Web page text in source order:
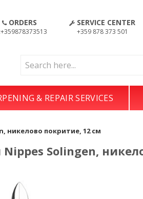
ORDERS SERVICE CENTER
+359 878 373 501
& REPAIR SERVICES
никелово покритие, 12 см
Solingen,